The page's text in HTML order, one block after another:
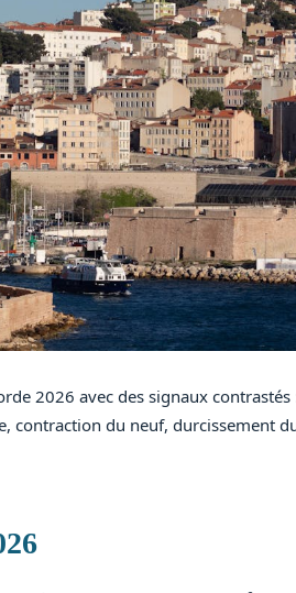
2026 avec des signaux
contraction du neuf, durcissement